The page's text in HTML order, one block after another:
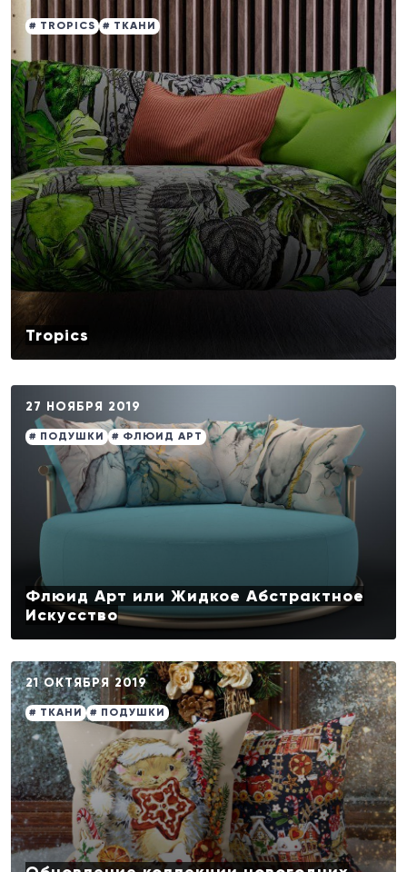
# TROPICS # ТКАНИ
Tropics
27 НОЯБРЯ 2019
# ПОДУШКИ # ФЛЮИД АРТ
Флюид Арт или Жидкое Абстрактное
Искусство
21 ОКТЯБРЯ 2019
# ТКАНИ # ПОДУШКИ